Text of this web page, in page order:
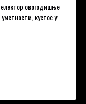
овогодишње
кустос у